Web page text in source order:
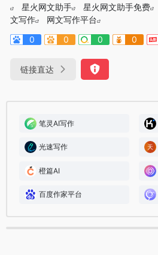
星火网文助手
星火网文助手免费
文写作
网文写作平台
0
0 0 0
链接直达
笔灵AI写作
光速写作
橙篇AI
百度作家平台